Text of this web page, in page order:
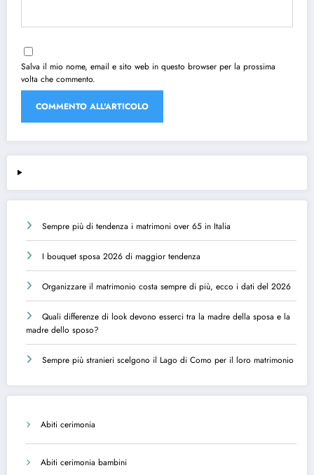
Salva il mio nome, email e sito web in questo browser per la prossima
volta che commento.
Sempre più di tendenza i matrimoni over 65 in Italia
I bouquet sposa 2026 di maggior tendenza
Organizzare il matrimonio costa sempre di più, ecco i dati del 2026
Quali differenze di look devono esserci tra la madre della sposa e la
madre dello sposo?
Sempre più stranieri scelgono il Lago di Como per il loro matrimonio
Abiti cerimonia
Abiti cerimonia bambini